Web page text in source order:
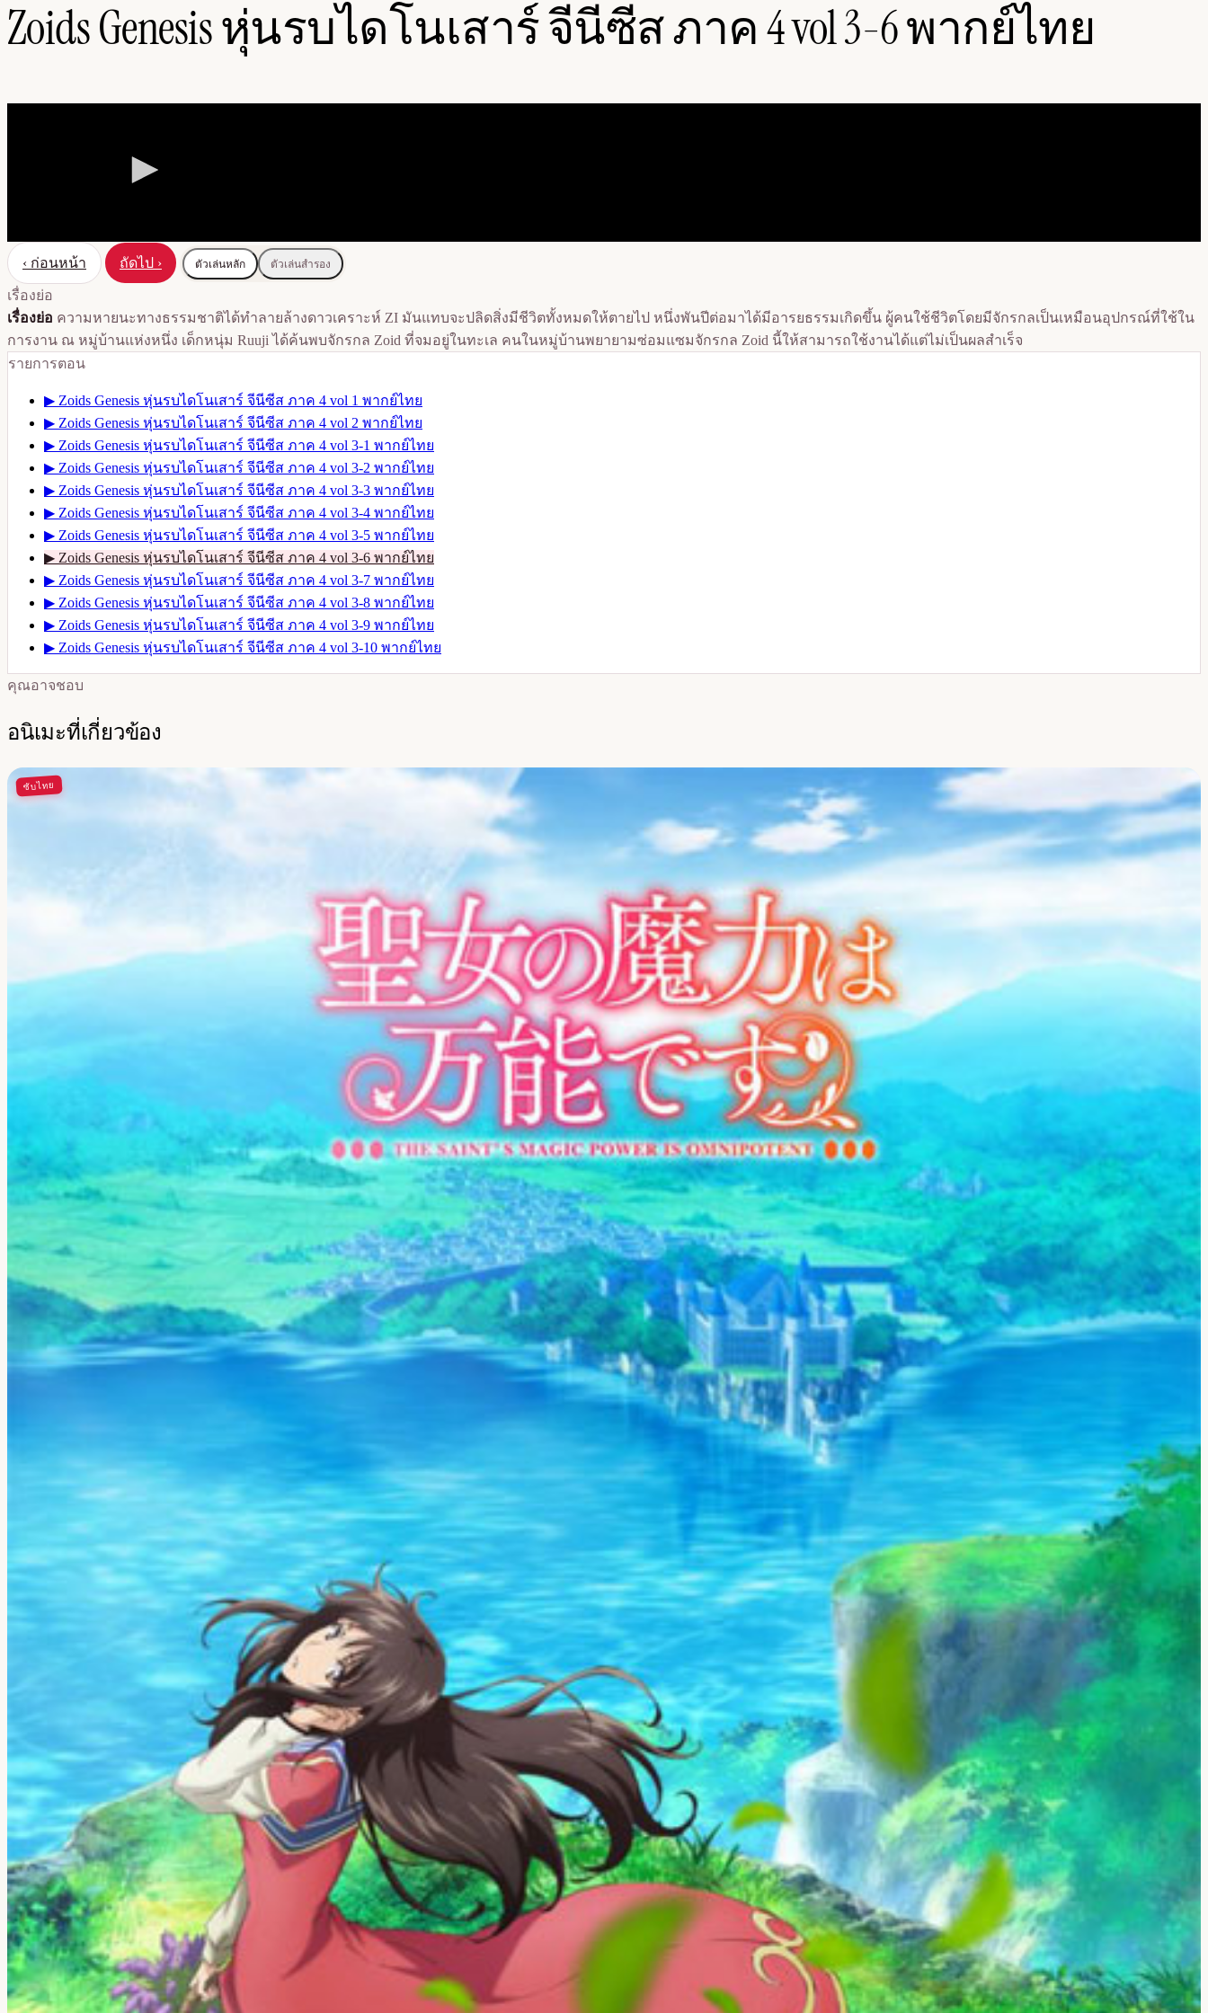
Zoids Genesis หุ่นรบไดโนเสาร์ จีนีซีส ภาค 4 vol 3-6 พากย์ไทย
‹ ก่อนหน้า ถัดไป › ตัวเล่นหลัก ตัวเล่นสำรอง
เรื่องย่อ
เรื่องย่อ ความหายนะทางธรรมชาติได้ทำลายล้างดาวเคราะห์ ZI มันแทบจะปลิดสิ่งมีชีวิตทั้งหมดให้ตายไป หนึ่งพันปีต่อมาได้มีอารยธรรมเกิดขึ้น ผู้คนใช้ชีวิตโดยมีจักรกลเป็นเหมือนอุปกรณ์ที่ใช้ใน
การงาน ณ หมู่บ้านแห่งหนึ่ง เด็กหนุ่ม Ruuji ได้ค้นพบจักรกล Zoid ที่จมอยู่ในทะเล คนในหมู่บ้านพยายามซ่อมแซมจักรกล Zoid นี้ให้สามารถใช้งานได้แต่ไม่เป็นผลสำเร็จ
รายการตอน
▶ Zoids Genesis หุ่นรบไดโนเสาร์ จีนีซีส ภาค 4 vol 1 พากย์ไทย
▶ Zoids Genesis หุ่นรบไดโนเสาร์ จีนีซีส ภาค 4 vol 2 พากย์ไทย
▶ Zoids Genesis หุ่นรบไดโนเสาร์ จีนีซีส ภาค 4 vol 3-1 พากย์ไทย
▶ Zoids Genesis หุ่นรบไดโนเสาร์ จีนีซีส ภาค 4 vol 3-2 พากย์ไทย
▶ Zoids Genesis หุ่นรบไดโนเสาร์ จีนีซีส ภาค 4 vol 3-3 พากย์ไทย
▶ Zoids Genesis หุ่นรบไดโนเสาร์ จีนีซีส ภาค 4 vol 3-4 พากย์ไทย
▶ Zoids Genesis หุ่นรบไดโนเสาร์ จีนีซีส ภาค 4 vol 3-5 พากย์ไทย
▶ Zoids Genesis หุ่นรบไดโนเสาร์ จีนีซีส ภาค 4 vol 3-6 พากย์ไทย
▶ Zoids Genesis หุ่นรบไดโนเสาร์ จีนีซีส ภาค 4 vol 3-7 พากย์ไทย
▶ Zoids Genesis หุ่นรบไดโนเสาร์ จีนีซีส ภาค 4 vol 3-8 พากย์ไทย
▶ Zoids Genesis หุ่นรบไดโนเสาร์ จีนีซีส ภาค 4 vol 3-9 พากย์ไทย
▶ Zoids Genesis หุ่นรบไดโนเสาร์ จีนีซีส ภาค 4 vol 3-10 พากย์ไทย
คุณอาจชอบ
อนิเมะที่เกี่ยวข้อง
ซับไทย